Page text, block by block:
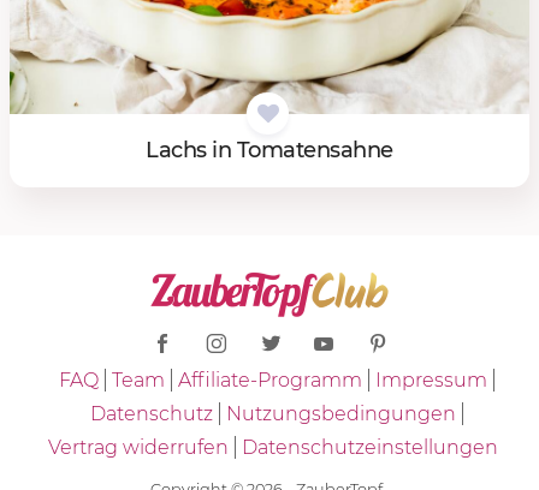
Lachs in To­ma­ten­sah­ne
FAQ Team Affiliate-Programm
Impressum
Datenschutz
Nutzungsbedingungen
Vertrag widerrufen
Datenschutzeinstellungen